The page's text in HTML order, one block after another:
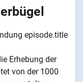
Erhebung der
von der 1000